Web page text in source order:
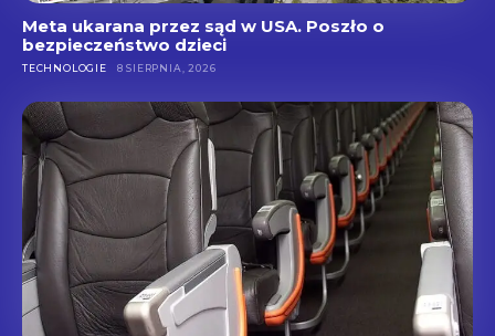
Meta ukarana przez sąd w USA. Poszło o
bezpieczeństwo dzieci
TECHNOLOGIE 8 SIERPNIA, 2026